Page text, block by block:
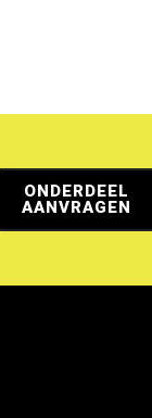
ONDERDEEL
AANVRAGEN